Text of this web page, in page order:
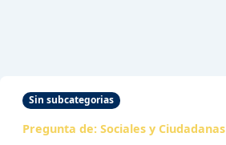
Sin subcategorias
Pregunta de: Sociales y Ciudadanas